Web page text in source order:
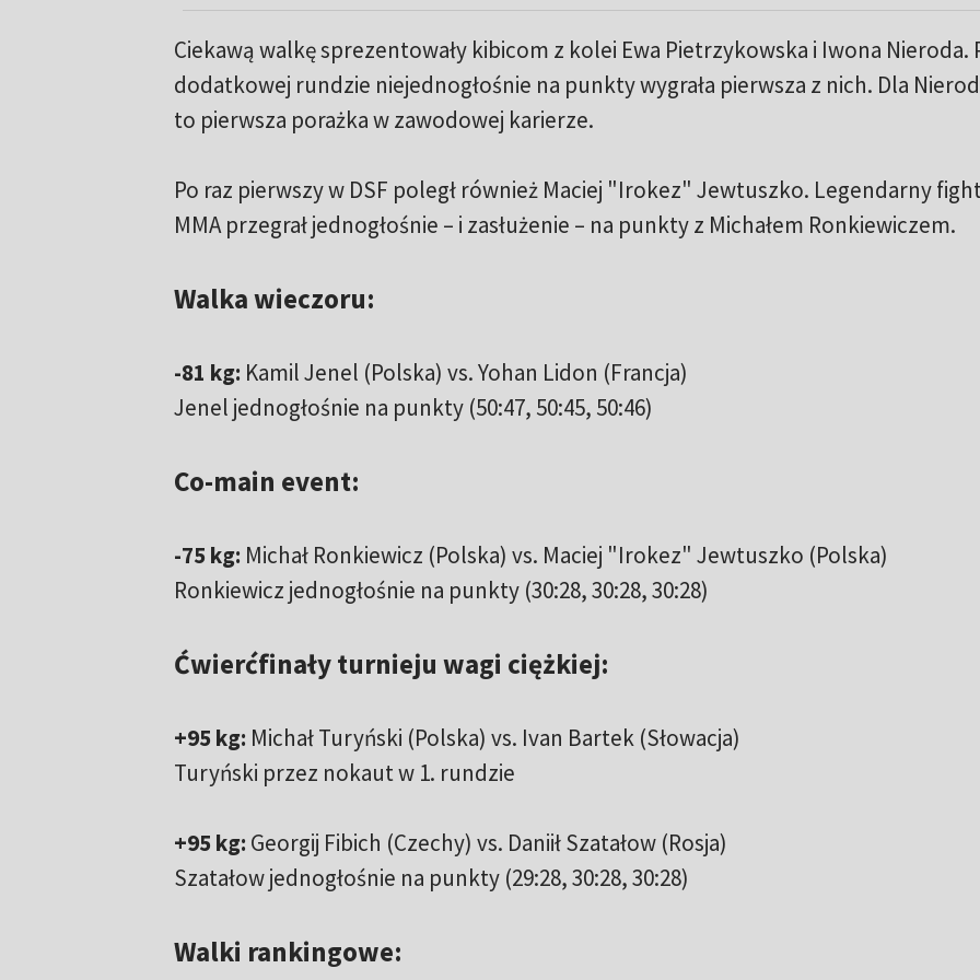
Ciekawą walkę sprezentowały kibicom z kolei Ewa Pietrzykowska i Iwona Nieroda.
dodatkowej rundzie niejednogłośnie na punkty wygrała pierwsza z nich. Dla
to pierwsza porażka w zawodowej karierze.
Po raz pierwszy w DSF poległ również Maciej "Irokez" Jewtuszko. Legendarny
MMA przegrał jednogłośnie – i zasłużenie – na punkty z Michałem Ronkiewiczem.
Walka wieczoru:
-81 kg: Kamil Jenel (Polska) vs. Yohan Lidon (Francja)
Jenel jednogłośnie na punkty (50:47, 50:45, 50:46)
Co-main event:
-75 kg: Michał Ronkiewicz (Polska) vs. Maciej "Irokez" Jewtuszko (Polska)
Ronkiewicz jednogłośnie na punkty (30:28, 30:28, 30:28)
Ćwierćfinały turnieju wagi ciężkiej:
+95 kg: Michał Turyński (Polska) vs. Ivan Bartek (Słowacja)
Turyński przez nokaut w 1. rundzie
+95 kg: Georgij Fibich (Czechy) vs. Daniił Szatałow (Rosja)
Szatałow jednogłośnie na punkty (29:28, 30:28, 30:28)
Walki rankingowe: